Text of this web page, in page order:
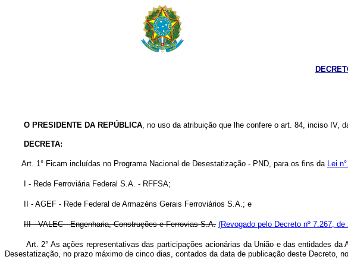
O PRESIDENTE DA REPÚBLICA, no uso da atribuição que lhe confere o art. 84, inciso IV,
DECRETA:
Art. 1° Ficam incluídas no Programa Nacional de Desestatização - PND, para os fins da Lei
I - Rede Ferroviária Federal S.A. - RFFSA;
II - AGEF - Rede Federal de Armazéns Gerais Ferroviários S.A.; e
III - VALEC - Engenharia, Construções e Ferrovias S.A. (Revogado pelo Decreto nº 7.267, de
Art. 2° As ações representativas das participações acionárias da União e das entidades
Desestatização, no prazo máximo de cinco dias, contados da data de publicação deste Decreto,